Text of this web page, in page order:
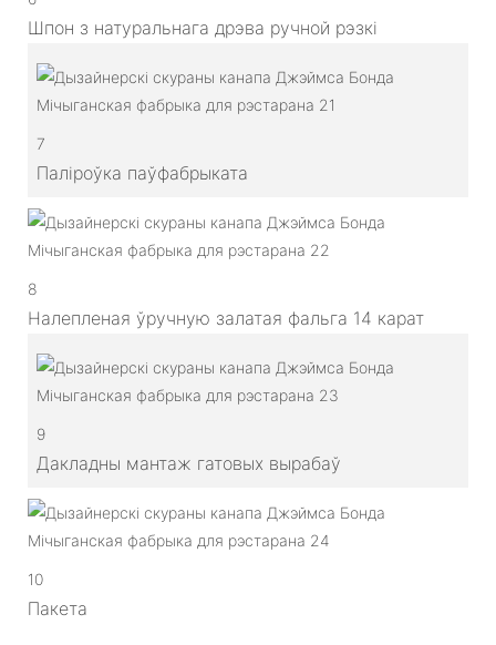
Шпон з натуральнага дрэва ручной рэзкі
7
Паліроўка паўфабрыката
8
Налепленая ўручную залатая фальга 14 карат
9
Дакладны мантаж гатовых вырабаў
10
Пакета